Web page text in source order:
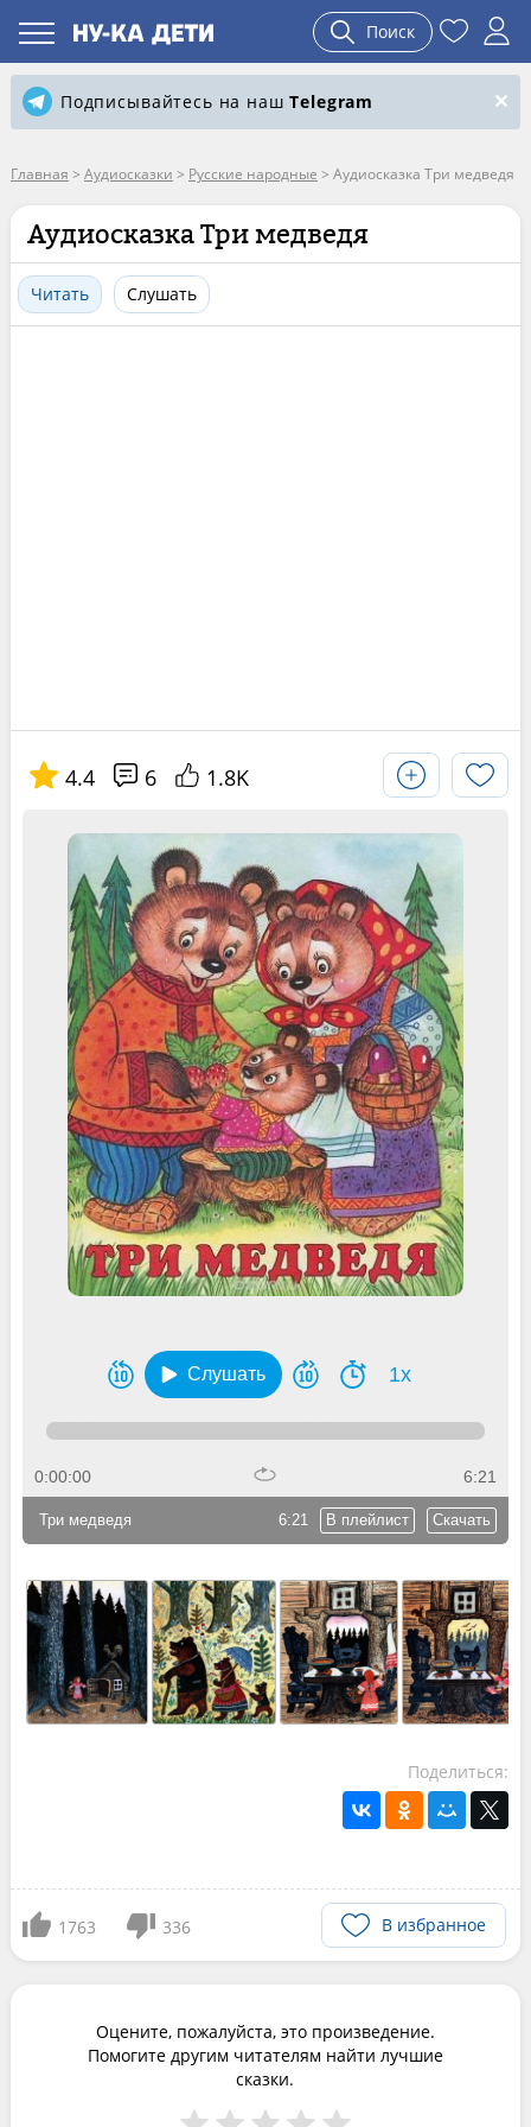
Поиск
Подписывайтесь на нашTelegram
Главная > Аудиосказки > Русские народные > Аудиосказка Три медведя
Аудиосказка Три медведя
Читать Слушать
4.4 6 1.8K
Слушать 1x
0:00:00 6:21
6:21 В плейлист Скачать
Три медведя
Поделиться:
1763 336 В избранное
Оцените, пожалуйста, это произведение.
Помогите другим читателям найти лучшие
сказки.